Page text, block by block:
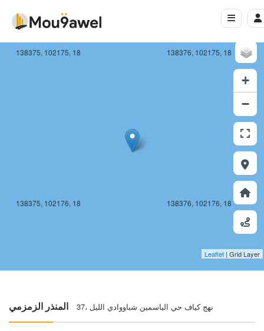
138375, 102175, 18 138376, 102175, 18
138375, 102176, 18 138376, 102176, 18
+
−
Leaflet | Grid Layer
المنذر الزمزمي 37، نهج كياف حي الياسمين شباووادي الليل